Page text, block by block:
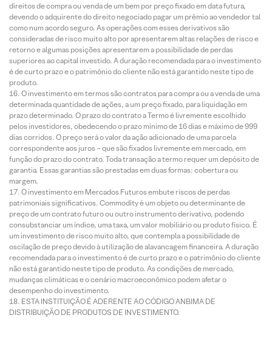
direitos de compra ou venda de um bem por preço fixado em data futura,
devendo o adquirente do direito negociado pagar um prêmio ao vendedor tal
como num acordo seguro. As operações com esses derivativos são
consideradas de risco muito alto por apresentarem altas relações de risco e
retorno e algumas posições apresentarem a possibilidade de perdas
superiores ao capital investido. A duração recomendada para o investimento
é de curto prazo e o patrimônio do cliente não está garantido neste tipo de
produto.
O investimento em termos são contratos para compra ou a venda de uma
determinada quantidade de ações, a um preço fixado, para liquidação em
prazo determinado. O prazo do contrato a Termo é livremente escolhido
pelos investidores, obedecendo o prazo mínimo de 16 dias e máximo de 999
dias corridos. O preço será o valor da ação adicionado de uma parcela
correspondente aos juros – que são fixados livremente em mercado, em
função do prazo do contrato. Toda transação a termo requer um depósito de
garantia. Essas garantias são prestadas em duas formas: cobertura ou
margem.
O investimento em Mercados Futuros embute riscos de perdas
patrimoniais significativos. Commodity é um objeto ou determinante de
preço de um contrato futuro ou outro instrumento derivativo, podendo
consubstanciar um índice, uma taxa, um valor mobiliário ou produto físico. É
um investimento de risco muito alto, que contempla a possibilidade de
oscilação de preço devido à utilização de alavancagem financeira. A duração
recomendada para o investimento é de curto prazo e o patrimônio do cliente
não está garantido neste tipo de produto. As condições de mercado,
mudanças climáticas e o cenário macroeconômico podem afetar o
desempenho do investimento.
ESTA INSTITUIÇÃO É ADERENTE AO CÓDIGO ANBIMA DE
DISTRIBUIÇÃO DE PRODUTOS DE INVESTIMENTO.